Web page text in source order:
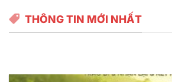
THÔNG TIN MỚI NHẤT